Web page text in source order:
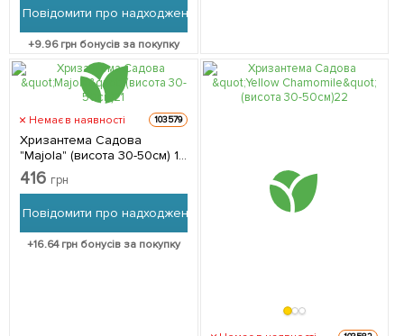
Повідомити про надходження
+9.96грн бонусів за покупку
Немає в наявності 103579
Хризантема Садова
"Majola" (висота 30-50см) 1
саджанець в упаковці
416 грн
Повідомити про надходження
+16.64грн бонусів за покупку